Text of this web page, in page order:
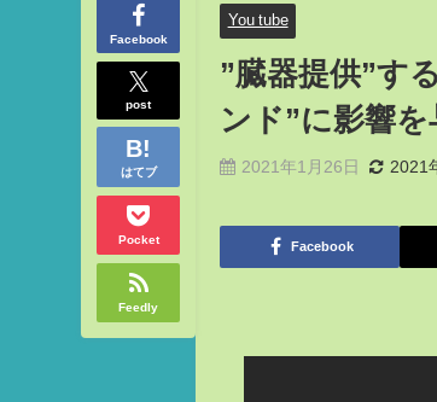
Facebook
post
はてブ
Pocket
Feedly
You tube
”臓器提供”す
ンド”に影響
2021年1月26日 2021
Facebook